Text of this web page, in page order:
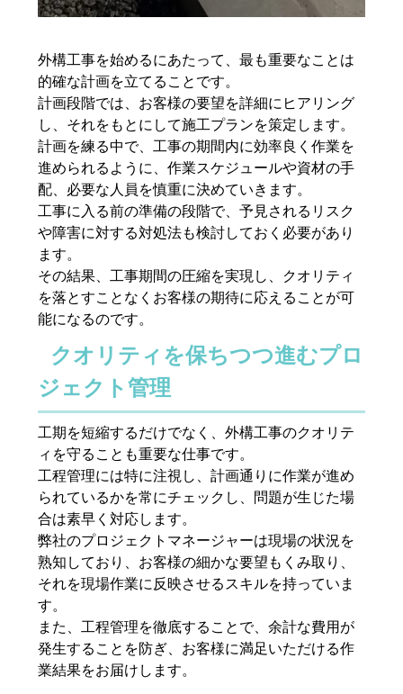
外構工事を始めるにあたって、最も重要なことは
的確な計画を立てることです。
計画段階では、お客様の要望を詳細にヒアリング
し、それをもとにして施工プランを策定します。
計画を練る中で、工事の期間内に効率良く作業を
進められるように、作業スケジュールや資材の手
配、必要な人員を慎重に決めていきます。
工事に入る前の準備の段階で、予見されるリスク
や障害に対する対処法も検討しておく必要があり
ます。
その結果、工事期間の圧縮を実現し、クオリティ
を落とすことなくお客様の期待に応えることが可
能になるのです。
クオリティを保ちつつ進むプロ
ジェクト管理
工期を短縮するだけでなく、外構工事のクオリテ
ィを守ることも重要な仕事です。
工程管理には特に注視し、計画通りに作業が進め
られているかを常にチェックし、問題が生じた場
合は素早く対応します。
弊社のプロジェクトマネージャーは現場の状況を
熟知しており、お客様の細かな要望もくみ取り、
それを現場作業に反映させるスキルを持っていま
す。
また、工程管理を徹底することで、余計な費用が
発生することを防ぎ、お客様に満足いただける作
業結果をお届けします。